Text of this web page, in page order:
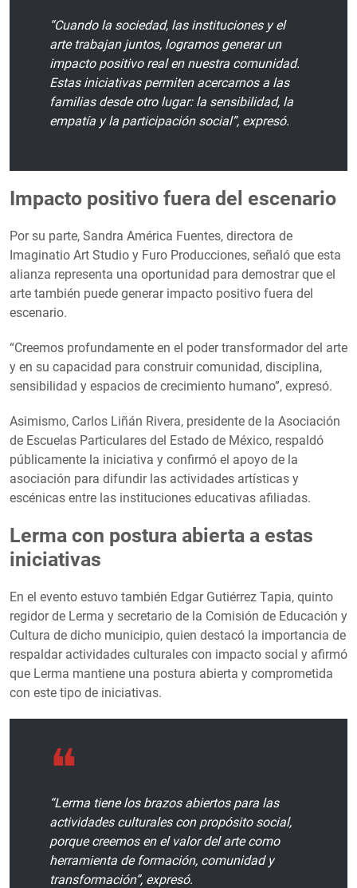
“Cuando la sociedad, las instituciones y el
arte trabajan juntos, logramos generar un
impacto positivo real en nuestra comunidad.
Estas iniciativas permiten acercarnos a las
familias desde otro lugar: la sensibilidad, la
empatía y la participación social”, expresó.
Impacto positivo fuera del escenario
Por su parte, Sandra América Fuentes, directora de
Imaginatio Art Studio y Furo Producciones, señaló que esta
alianza representa una oportunidad para demostrar que el
arte también puede generar impacto positivo fuera del
escenario.
“Creemos profundamente en el poder transformador del arte
y en su capacidad para construir comunidad, disciplina,
sensibilidad y espacios de crecimiento humano”, expresó.
Asimismo, Carlos Liñán Rivera, presidente de la Asociación
de Escuelas Particulares del Estado de México, respaldó
públicamente la iniciativa y confirmó el apoyo de la
asociación para difundir las actividades artísticas y
escénicas entre las instituciones educativas afiliadas.
Lerma con postura abierta a estas
iniciativas
En el evento estuvo también Edgar Gutiérrez Tapia, quinto
regidor de Lerma y secretario de la Comisión de Educación y
Cultura de dicho municipio, quien destacó la importancia de
respaldar actividades culturales con impacto social y afirmó
que Lerma mantiene una postura abierta y comprometida
con este tipo de iniciativas.
“Lerma tiene los brazos abiertos para las
actividades culturales con propósito social,
porque creemos en el valor del arte como
herramienta de formación, comunidad y
transformación”, expresó.